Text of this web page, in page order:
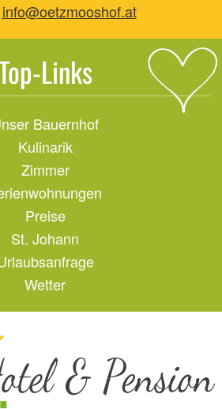
info@oetzmooshof.at
Links
Bauernhof
Kulinarik
Zimmer
Preise
St. Johann
Wetter